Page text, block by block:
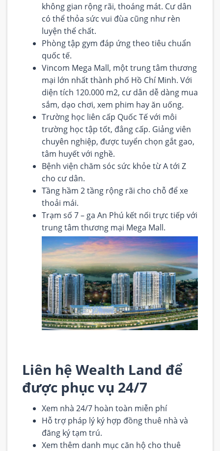
không gian rộng rãi, thoáng mát. Cư dân
có thể thỏa sức vui đùa cũng như rèn
luyện thể chất.
Phòng tập gym đáp ứng theo tiêu chuẩn
quốc tế.
Vincom Mega Mall, một trung tâm thương
mại lớn nhất thành phố Hồ Chí Minh. Với
diện tích 120.000 m2, cư dân dễ dàng mua
sắm, dạo chơi, xem phim hay ăn uống.
Trường học liên cấp Quốc Tế với môi
trường học tập tốt, đẳng cấp. Giảng viên
chuyên nghiệp, được tuyển chọn gắt gao,
tâm huyết với nghề.
Bệnh viện chăm sóc sức khỏe từ A tới Z
cho cư dân.
Tầng hầm 2 tầng rộng rãi cho chỗ để xe
thoải mái.
Trạm số 7 – ga An Phú kết nối trực tiếp với
trung tâm thương mại Mega Mall.
Liên hệ Wealth Land để
được phục vụ 24/7
Xem nhà 24/7 hoàn toàn miễn phí
Hỗ trợ pháp lý ký hợp đồng thuê nhà và
đăng ký tạm trú.
Xem thêm danh mục căn hộ cho thuê